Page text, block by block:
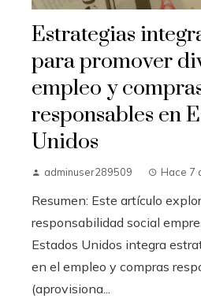
Estrategias
para promover
empleo y
responsables en
Unidos
adminuser289509 Hace 7
Resumen: Este artículo
responsabilidad social
Estados Unidos integra
en el empleo y compras
(aprovisiona...